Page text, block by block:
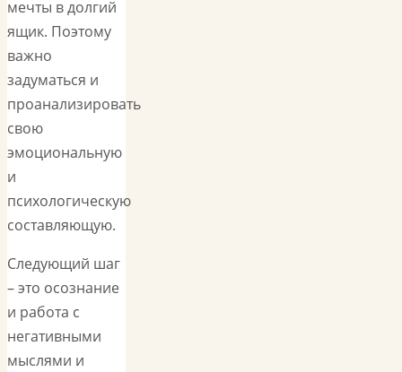
мечты в долгий
ящик. Поэтому
важно
задуматься и
проанализировать
свою
эмоциональную
и
психологическую
составляющую.
Следующий шаг
– это осознание
и работа с
негативными
мыслями и